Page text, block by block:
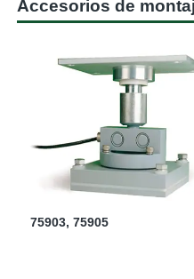
Accesorios de
75903, 75905